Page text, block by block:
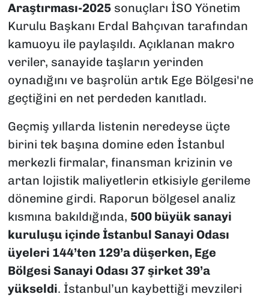
Araştırması-2025sonuçları İSO Yönetim
Kurulu Başkanı Erdal Bahçıvan tarafından
kamuoyu ile paylaşıldı. Açıklanan makro
veriler, sanayide taşların yerinden
oynadığını ve başrolün artık Ege Bölgesi'ne
geçtiğini en net perdeden kanıtladı.
Geçmiş yıllarda listenin neredeyse üçte
birini tek başına domine eden İstanbul
merkezli firmalar, finansman krizinin ve
artan lojistik maliyetlerin etkisiyle gerileme
dönemine girdi. Raporun bölgesel analiz
kısmına bakıldığında, 500 büyük sanayi
kuruluşu içinde İstanbul Sanayi Odası
üyeleri 144’ten 129’a düşerken, Ege
Bölgesi Sanayi Odası 37 şirket 39’a
yükseldi. İstanbul’un kaybettiği mevzileri